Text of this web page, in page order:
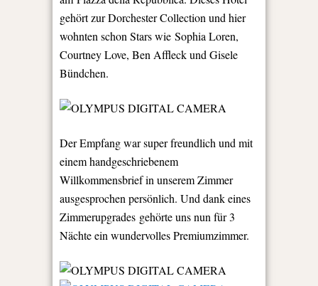
gehört zur Dorchester Collection und hier
wohnten schon Stars wie Sophia Loren,
Courtney Love, Ben Affleck und Gisele
Bündchen.
Der Empfang war super freundlich und mit
einem handgeschriebenem
Willkommensbrief in unserem Zimmer
ausgesprochen persönlich. Und dank eines
Zimmerupgrades gehörte uns nun für 3
Nächte ein wundervolles Premiumzimmer.